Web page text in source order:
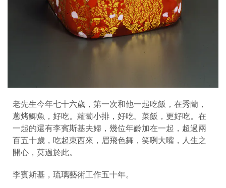
老先生今年七十六歲，第一次和他一起吃飯，在秀蘭，
蔥烤鯽魚，好吃。蘿蔔小排，好吃。菜飯，更好吃。在
一起的還有李賓斯基夫婦，幾位年齡加在一起，超過兩
百五十歲，吃起東西來，眉飛色舞，笑咧大嘴，人生之
開心，莫過於此。
李賓斯基，琉璃藝術工作五十年。